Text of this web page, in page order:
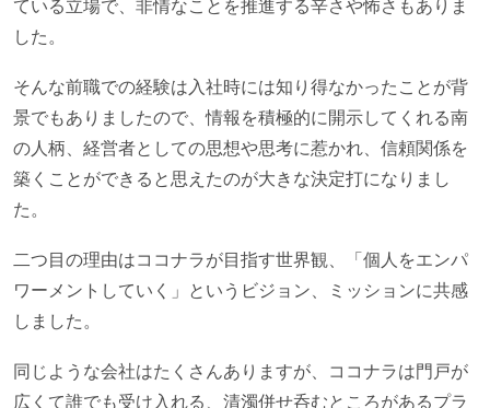
ている立場で、非情なことを推進する辛さや怖さもありま
した。
そんな前職での経験は入社時には知り得なかったことが背
景でもありましたので、情報を積極的に開示してくれる南
の人柄、経営者としての思想や思考に惹かれ、信頼関係を
築くことができると思えたのが大きな決定打になりまし
た。
二つ目の理由はココナラが目指す世界観、「個人をエンパ
ワーメントしていく」というビジョン、ミッションに共感
しました。
同じような会社はたくさんありますが、ココナラは門戸が
広くて誰でも受け入れる、清濁併せ呑むところがあるプラ